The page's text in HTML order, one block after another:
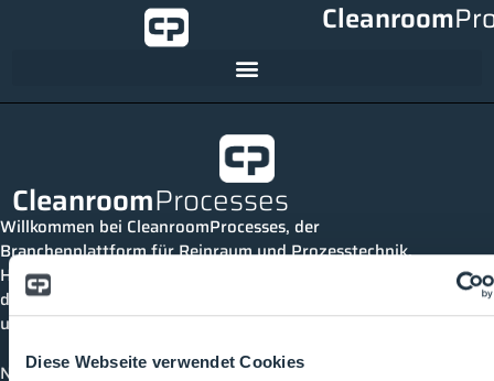
Diese Webseite verwendet Cookies
Cleanroom
CleanroomProcesses
Willkommen bei CleanroomProcesses, der
Branchenplattform für Reinraum und Prozesstechnik.
Hier bleibst du immer auf dem neuesten Stand, kannst
dich mit anderen verknüpfen und alle relevanten Themen
und Events der Branche entdecken.
News